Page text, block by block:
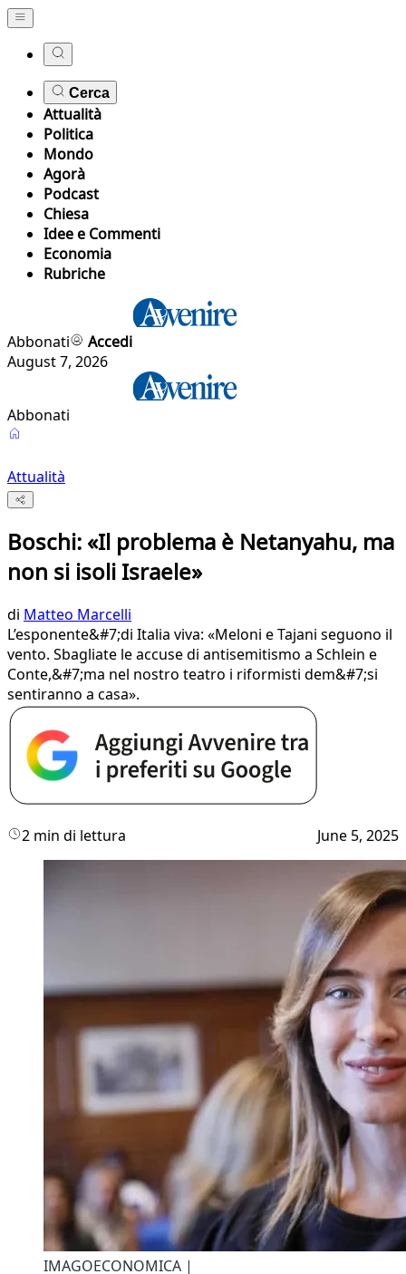
Cerca
Attualità
Politica
Mondo
Agorà
Podcast
Chiesa
Idee e Commenti
Economia
Rubriche
Abbonati
Accedi
August 7, 2026
Abbonati
Attualità
Boschi: «Il problema è Netanyahu, ma
non si isoli Israele»
di Matteo Marcelli
L’esponente&#7;di Italia viva: «Meloni e Tajani seguono il
vento. Sbagliate le accuse di antisemitismo a Schlein e
Conte,&#7;ma nel nostro teatro i riformisti dem&#7;si
sentiranno a casa».
2 min di lettura June 5, 2025
IMAGOECONOMICA |